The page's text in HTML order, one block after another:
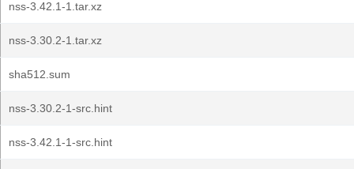
nss-3.42.1-1.tar.xz
nss-3.30.2-1.tar.xz
sha512.sum
nss-3.30.2-1-src.hint
nss-3.42.1-1-src.hint